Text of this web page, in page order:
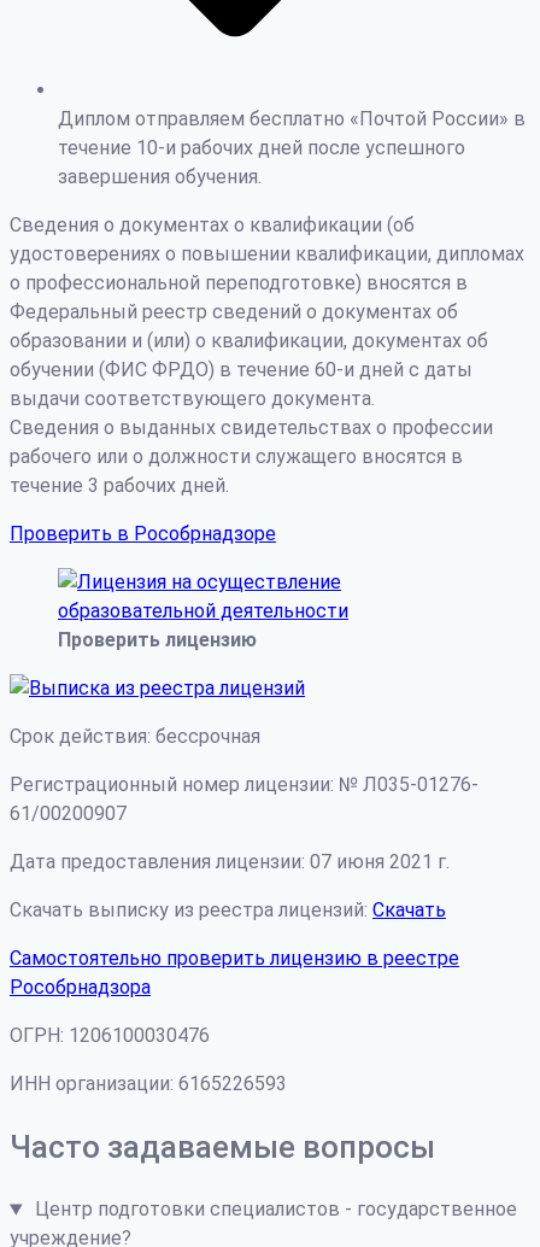
Диплом отправляем бесплатно «Почтой России» в
течение 10-и рабочих дней после успешного
завершения обучения.
Сведения о документах о квалификации (об
удостоверениях о повышении квалификации, дипломах
о профессиональной переподготовке) вносятся в
Федеральный реестр сведений о документах об
образовании и (или) о квалификации, документах об
обучении (ФИС ФРДО) в течение 60-и дней с даты
выдачи соответствующего документа.
Сведения о выданных свидетельствах о профессии
рабочего или о должности служащего вносятся в
течение 3 рабочих дней.
Проверить в Рособрнадзоре
Проверить лицензию
Срок действия: бессрочная
Регистрационный номер лицензии: № Л035-01276-
61/00200907
Дата предоставления лицензии: 07 июня 2021 г.
Скачать выписку из реестра лицензий: Скачать
Самостоятельно проверить лицензию в реестре
Рособрнадзора
ОГРН: 1206100030476
ИНН организации: 6165226593
Часто задаваемые вопросы
Центр подготовки специалистов - государственное
учреждение?